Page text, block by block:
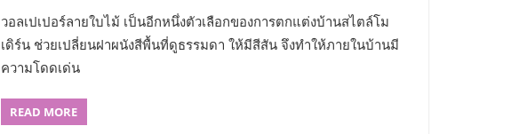
วอลเปเปอร์ลายใบไม้ เป็นอีกหนึ่งตัวเลือกของการตกแต่งบ้านสไตล์โม
เดิร์น ช่วยเปลี่ยนฝาผนังสีพื้นที่ดูธรรมดา ให้มีสีสัน จึงทำให้ภายในบ้านมี
ความโดดเด่น
READ MORE